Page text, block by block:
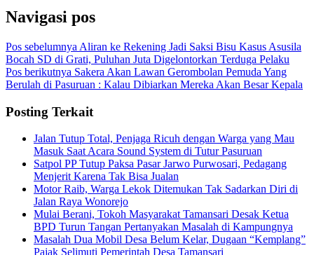
Navigasi pos
Pos sebelumnya Aliran ke Rekening Jadi Saksi Bisu Kasus Asusila
Bocah SD di Grati, Puluhan Juta Digelontorkan Terduga Pelaku
Pos berikutnya Sakera Akan Lawan Gerombolan Pemuda Yang
Berulah di Pasuruan : Kalau Dibiarkan Mereka Akan Besar Kepala
Posting Terkait
Jalan Tutup Total, Penjaga Ricuh dengan Warga yang Mau
Masuk Saat Acara Sound System di Tutur Pasuruan
Satpol PP Tutup Paksa Pasar Jarwo Purwosari, Pedagang
Menjerit Karena Tak Bisa Jualan
Motor Raib, Warga Lekok Ditemukan Tak Sadarkan Diri di
Jalan Raya Wonorejo
Mulai Berani, Tokoh Masyarakat Tamansari Desak Ketua
BPD Turun Tangan Pertanyakan Masalah di Kampungnya
Masalah Dua Mobil Desa Belum Kelar, Dugaan “Kemplang”
Pajak Selimuti Pemerintah Desa Tamansari